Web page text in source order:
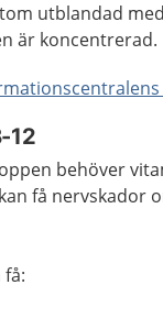
utblandad
är koncentrerad.
12
behöver
få nervskador